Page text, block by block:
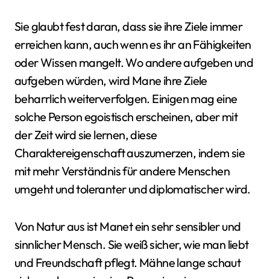
Sie glaubt fest daran, dass sie ihre Ziele immer
erreichen kann, auch wenn es ihr an Fähigkeiten
oder Wissen mangelt. Wo andere aufgeben und
aufgeben würden, wird Mane ihre Ziele
beharrlich weiterverfolgen. Einigen mag eine
solche Person egoistisch erscheinen, aber mit
der Zeit wird sie lernen, diese
Charaktereigenschaft auszumerzen, indem sie
mit mehr Verständnis für andere Menschen
umgeht und toleranter und diplomatischer wird.
Von Natur aus ist Manet ein sehr sensibler und
sinnlicher Mensch. Sie weiß sicher, wie man liebt
und Freundschaft pflegt. Mähne lange schaut